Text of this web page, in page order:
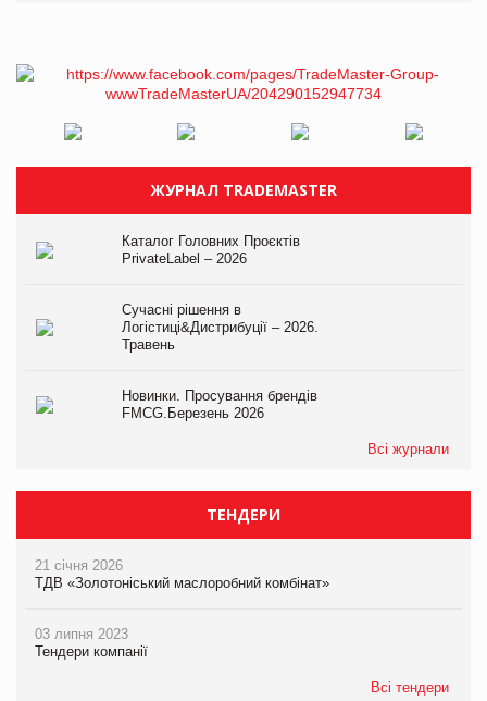
ЖУРНАЛ TRADEMASTER
Каталог Головних Проєктів
PrivateLabel – 2026
Сучасні рішення в
Логістиці&Дистрибуції – 2026.
Травень
Новинки. Просування брендів
FMCG.Березень 2026
Всі журнали
ТЕНДЕРИ
21 січня 2026
ТДВ «Золотоніський маслоробний комбінат»
03 липня 2023
Тендери компанії
Всі тендери